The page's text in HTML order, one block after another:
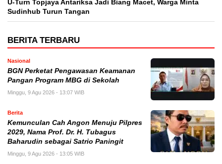
U-Turn Topjaya Antariksa Jadi Biang Macet, Warga Minta
Sudinhub Turun Tangan
BERITA TERBARU
Nasional
BGN Perketat Pengawasan Keamanan
Pangan Program MBG di Sekolah
Minggu, 9 Agu 2026 - 13:07 WIB
Berita
Kemunculan Cah Angon Menuju Pilpres
2029, Nama Prof. Dr. H. Tubagus
Baharudin sebagai Satrio Paningit
Minggu, 9 Agu 2026 - 13:05 WIB